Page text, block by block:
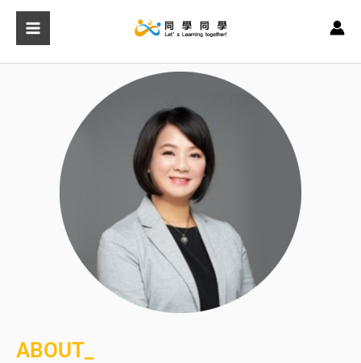
ABOUT_